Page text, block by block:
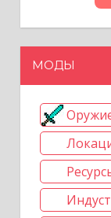
и
с
МОДЫ